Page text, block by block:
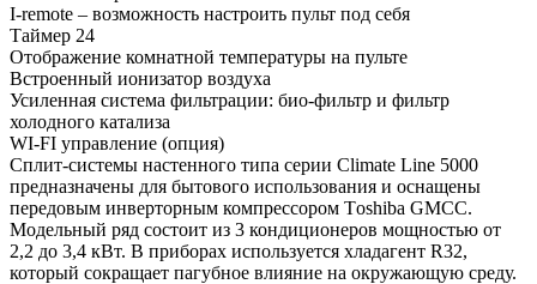
I-remote – возможность настроить пульт под себя
Таймер 24
Отображение комнатной температуры на пульте
Встроенный ионизатор воздуха
Усиленная система фильтрации: био-фильтр и фильтр
холодного катализа
WI-FI управление (опция)
Сплит-системы настенного типа серии Climate Line 5000
предназначены для бытового использования и оснащены
передовым инверторным компрессором Тoshiba GMCC.
Модельный ряд состоит из 3 кондиционеров мощностью от
2,2 до 3,4 кВт. В приборах используется хладагент R32,
который сокращает пагубное влияние на окружающую среду.